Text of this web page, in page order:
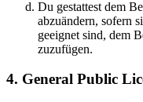
Du gestattest dem
abzuändern, sofern
geeignet sind, dem
zuzufügen.
4. General Public